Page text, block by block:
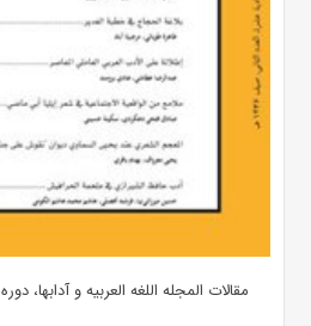
مقالات المجله اللغه العربیه و آدابها، دوره ۱۹، شماره ۱ منتشر شد